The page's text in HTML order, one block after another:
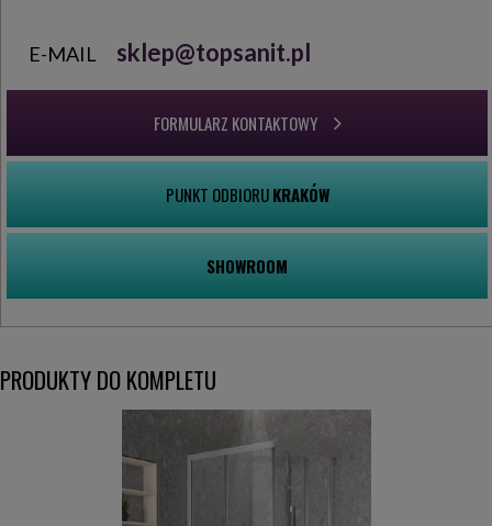
E-MAIL sklep@topsanit.pl
FORMULARZ KONTAKTOWY
PUNKT ODBIORUKRAKÓW
SHOWROOM
PRODUKTY DO KOMPLETU